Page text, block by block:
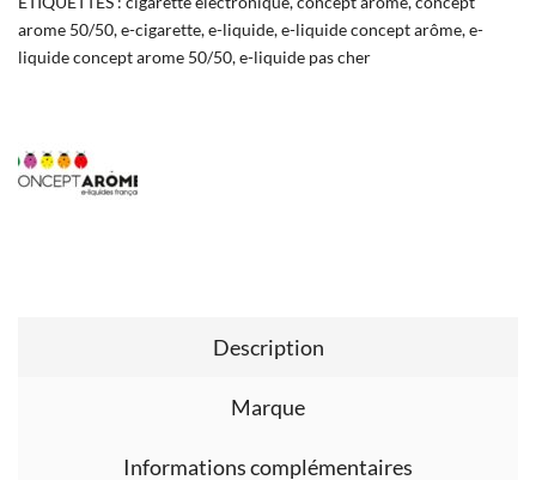
arome 50/50,e-cigarette,e-liquide,e-liquide concept arôme,e-
liquide concept arome 50/50,e-liquide pas cher
Description
Marque
Informations complémentaires